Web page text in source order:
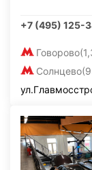
+7 (495) 125-
Говорово
Солнцево